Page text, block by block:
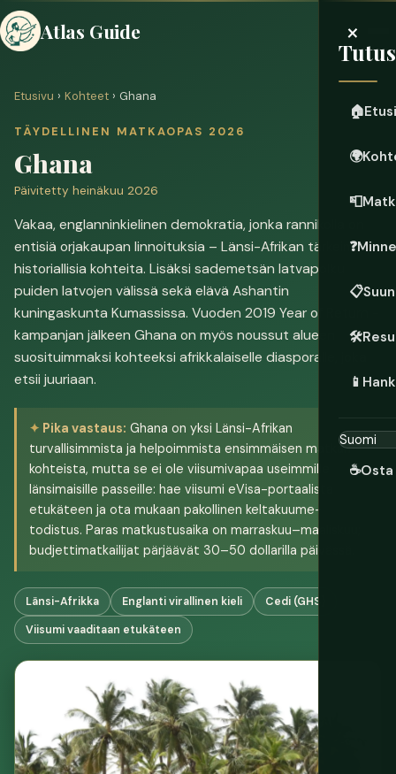
Atlas Guide ×
🏠
🌍
📮
❓
📋
🛠️
📱
☕Osta
Etusivu › Kohteet › Ghana
TÄYDELLINEN MATKAOPAS 2026
Ghana
Päivitetty heinäkuu 2026
Vakaa, englanninkielinen demokratia, jonka rannikolla on
entisiä orjakaupan linnoituksia – Länsi-Afrikan tärkeimpiä
historiallisia kohteita. Lisäksi sademetsän latvapolku
puiden latvojen välissä sekä elävä Ashantin
kuningaskunta Kumassissa. Vuoden 2019 Year of Return -
kampanjan jälkeen Ghana on myös noussut alueen
suosituimmaksi kohteeksi afrikkalaiselle diasporalle, joka
etsii juuriaan.
Pika vastaus: Ghana on yksi Länsi-Afrikan
turvallisimmista ja helpoimmista ensimmäisen matkan
kohteista, mutta se ei ole viisumivapaa useimmille
länsimaisille passeille: hae viisumi eVisa-portaalista
etukäteen ja ota mukaan pakollinen keltakuume-
todistus. Paras matkustusaika on marraskuu–maaliskuu;
budjettimatkailijat pärjäävät 30–50 dollarilla päivässä.
Länsi-Afrikka Englanti virallinen kieli
Cedi (GHS)
Viisumi vaaditaan etukäteen